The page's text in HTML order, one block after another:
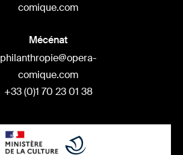
comique.com
Mécénat
philanthropie@opera-
comique.com
+33 (0)1 70 23 01 38